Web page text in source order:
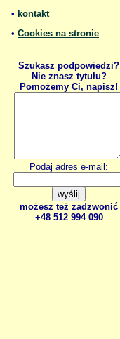
• kontakt
• Cookies na stronie
Szukasz podpowiedzi?
Nie znasz tytułu?
Pomożemy Ci, napisz!
Podaj adres e-mail:
możesz też zadzwonić
+48 512 994 090